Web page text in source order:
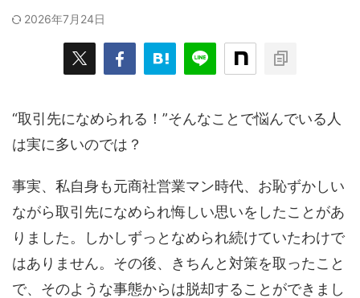
2026年7月24日
“取引先になめられる！”そんなことで悩んでいる人
は実に多いのでは？
事実、私自身も元商社営業マン時代、お恥ずかしい
ながら取引先になめられ悔しい思いをしたことがあ
りました。しかしずっとなめられ続けていたわけで
はありません。その後、きちんと対策を取ったこと
で、そのような事態からは脱却することができまし